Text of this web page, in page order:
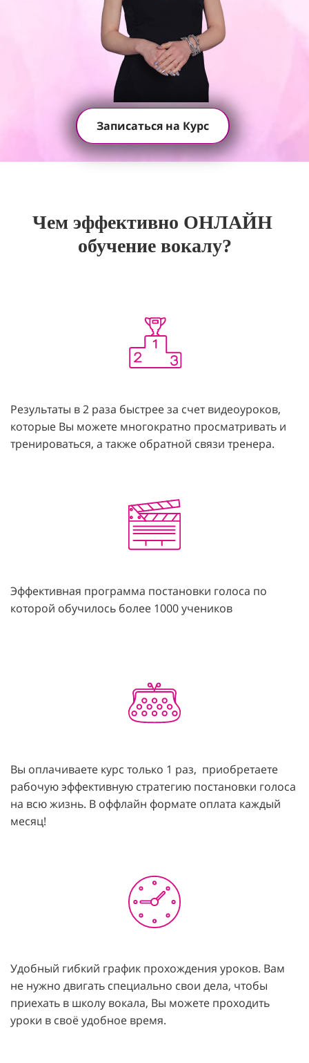
Записаться на Курс
Чем эффективно ОНЛАЙН
обучение вокалу?
Результаты в 2 раза быстрее за счет видеоуроков,
которые Вы можете многократно просматривать и
тренироваться, а также обратной связи тренера.
Эффективная программа постановки голоса по
которой обучилось более 1000 учеников
Вы оплачиваете курс только 1 раз, приобретаете
рабочую эффективную стратегию постановки голоса
на всю жизнь. В оффлайн формате оплата каждый
месяц!
Удобный гибкий график прохождения уроков. Вам
не нужно двигать специально свои дела, чтобы
приехать в школу вокала, Вы можете проходить
уроки в своё удобное время.